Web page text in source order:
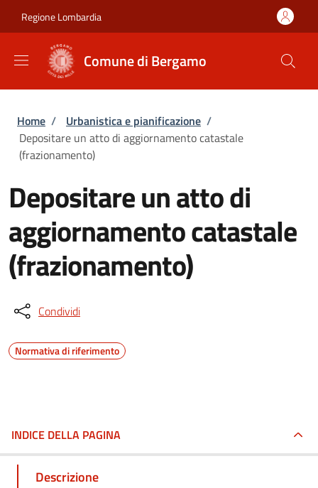
Regione Lombardia
Comune di Bergamo
Briciole di pane
Home / Urbanistica e pianificazione /
Depositare un atto di aggiornamento catastale
(frazionamento)
Depositare un atto di
aggiornamento catastale
(frazionamento)
Condividi
Normativa di riferimento
INDICE DELLA PAGINA
Descrizione